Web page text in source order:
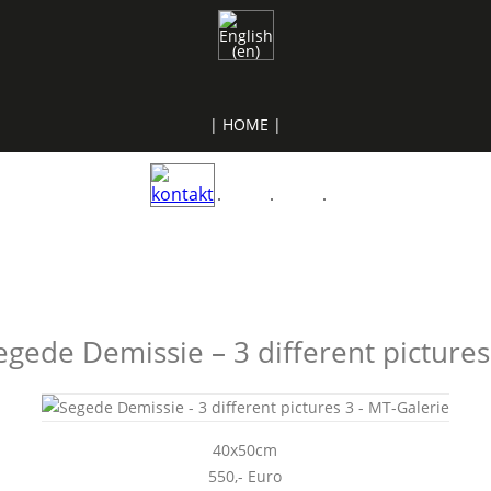
| HOME |
Demissie – 3 different
40x50cm
550,- Euro